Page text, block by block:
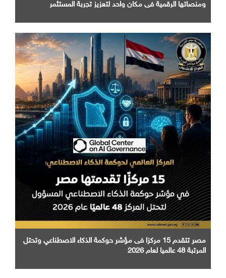
مصر تتقدم 15 مركزا فى مؤشر حوكمة الذكاء الاصطناعي وتحتل
المرتبة 48 عالميا لعام 2026